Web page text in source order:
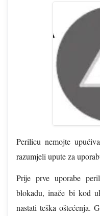
Perilicu nemojte
razumjeli upute za
Prije prve uporabe
blokadu, inače bi kod
nastati teška oštećenja.